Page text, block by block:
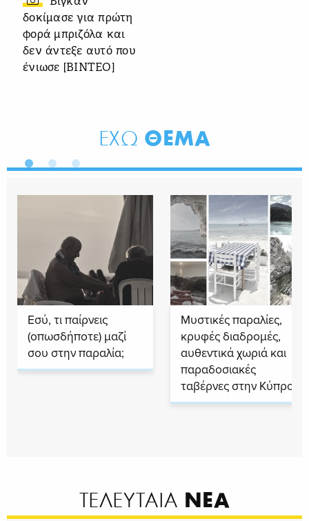
δοκίμασε για πρώτη
φορά μπριζόλα και
δεν άντεξε αυτό που
ένιωσε [ΒΙΝΤΕΟ]
ΕΧΩ ΘΕΜΑ
Εσύ, τι παίρνεις
(οπωσδήποτε) μαζί
σου στην παραλία;
Μυστικές παραλίες,
κρυφές διαδρομές,
αυθεντικά χωριά και
παραδοσιακές
ταβέρνες στην Κύπρο
ΤΕΛΕΥΤΑΙΑ ΝΕΑ